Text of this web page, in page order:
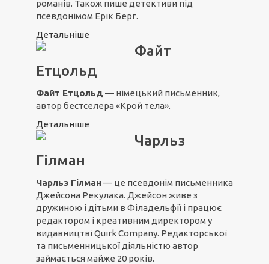
романів. Також пише детективи під
псевдонімом Ерік Берг.
Детальніше
Файт
Етцольд
Файт Етцольд — німецький письменник,
автор бестселера «Крой тела».
Детальніше
Чарльз
Гілман
Чарльз Гілман — це псевдонім письменника
Джейсона Рекулака. Джейсон живе з
дружиною і дітьми в Філадельфії і працює
редактором і креативним директором у
видавництві Quirk Company. Редакторської
та письменницької діяльністю автор
займається майже 20 років.